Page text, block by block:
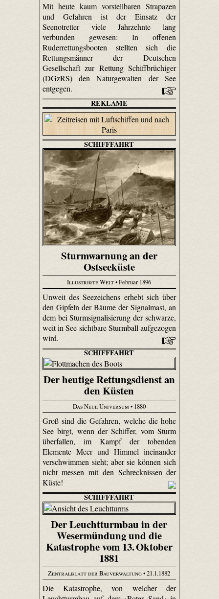
Mit heute kaum vorstellbaren Strapazen
und Gefahren ist der Einsatz der
Seenotretter viele Jahrzehnte lang
verbunden gewesen: In offenen
Ruderrettungsbooten stellten sich die
Rettungsmänner der Deutschen
Gesellschaft zur Rettung Schiffbrüchiger
(DGzRS) den Naturgewalten der See
entgegen.
REKLAME
SCHIFFFAHRT
Sturmwarnung an der
Ostseeküste
Illustrirte Welt• Februar 1896
Unweit des Seezeichens erhebt sich über
den Gipfeln der Bäume der Signalmast, an
dem bei Sturmsignalisierung der schwarze,
weit in See sichtbare Sturmball aufgezogen
wird.
SCHIFFFAHRT
Der heutige Rettungsdienst an
den Küsten
Das Neue Universum • 1880
Groß sind die Gefahren, welche die hohe
See birgt, wenn der Schiffer, vom Sturm
überfallen, im Kampf der tobenden
Elemente Meer und Himmel ineinander
verschwimmen sieht; aber sie können sich
nicht messen mit den Schrecknissen der
Küste!
SCHIFFFAHRT
Der Leuchtturmbau in der
Wesermündung und die
Katastrophe vom 13. Oktober
1881
Zentralblatt der Bauverwaltung• 21.1.1882
Die Katastrophe, von welcher der